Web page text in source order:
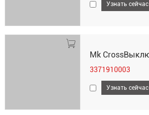
Узнать сейчас
3371910003
Узнать сейчас